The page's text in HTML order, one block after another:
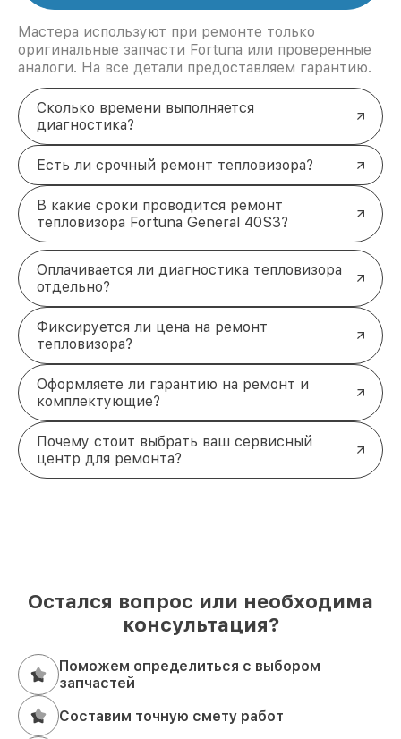
Мастера используют при ремонте только
оригинальные запчасти Fortuna или проверенные
аналоги. На все детали предоставляем гарантию.
Сколько времени выполняется
диагностика?
Есть ли срочный ремонт тепловизора?
В какие сроки проводится ремонт
тепловизора Fortuna General 40S3?
Оплачивается ли диагностика тепловизора
отдельно?
Фиксируется ли цена на ремонт
тепловизора?
Оформляете ли гарантию на ремонт и
комплектующие?
Почему стоит выбрать ваш сервисный
центр для ремонта?
Остался вопрос или необходима
консультация?
Поможем определиться с выбором
запчастей
Составим точную смету работ